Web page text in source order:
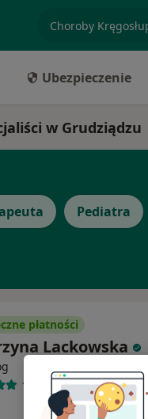
Ubezpieczenie
w Grudziądzu
Pediatra
płatności
Lackowska
11 opinii